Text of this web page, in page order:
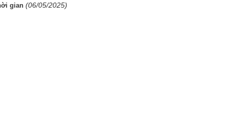
gian (06/05/2025)